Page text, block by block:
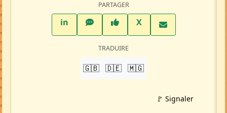
PARTAGER
inLinkedInWhatsAppFacebook
XTwitter X
TRADUIRE
🇬🇧 🇩🇪 🇲🇬
🚩 Signaler